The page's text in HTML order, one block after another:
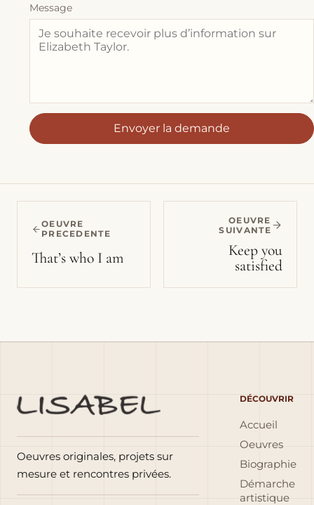
Message
Envoyer la demande
OEUVRE
PRECEDENTE
That’s who I am
OEUVRE
SUIVANTE
Keep you
satisfied
Oeuvres originales, projets sur
mesure et rencontres privées.
DÉCOUVRIR
Accueil
Oeuvres
Biographie
Démarche
artistique